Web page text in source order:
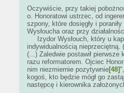
Oczywiście, przy takiej
o. Honoratowi ustrzec, od
szpony, które dosięgły i
Wysłoucha oraz przy
Izydor Wysłouch, który u
indywidualnością
(...) Zaledwie postawił
razu reformatorem. Ojciec
nim niezmiernie pozytywnie[48]
kogoś, kto będzie mógł go
następcę i kierownika